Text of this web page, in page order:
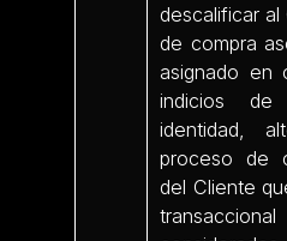
descalificar
de compra
asignado en
indicios de
identidad,
proceso de
del Cliente